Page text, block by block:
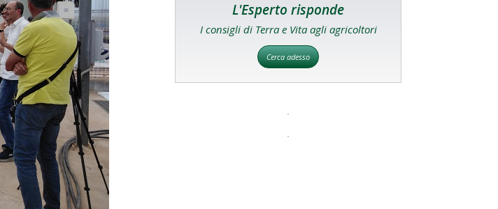
L'Esperto risponde
I consigli di Terra e Vita agli agricoltori
Cerca adesso